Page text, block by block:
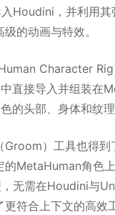
Houdini，并利用其
的动画与特效。
Character
直接导入并组装在
的头部、身体和纹理
）工具也得到
的MetaHuman角色
无需在Houdini与
符合上下文的高效